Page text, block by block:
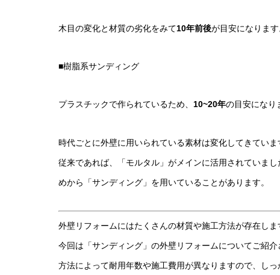
木目の変化と材質の劣化をみて10年前後が目安になります
■樹脂系サンディング
プラスチックで作られているため、 10~20年の目安になり
時代ごとに外壁に用いられている素材は変化してきていま
従来であれば、「モルタル」がメインに活用されていま
めから「サンディング」を用いていることがあります。
外壁リフォームにはたくさんの材質や施工方法が存在しま
今回は「サンディング」の外壁リフォームについてご紹介
方法によって耐用年数や施工費用が異なりますので、し